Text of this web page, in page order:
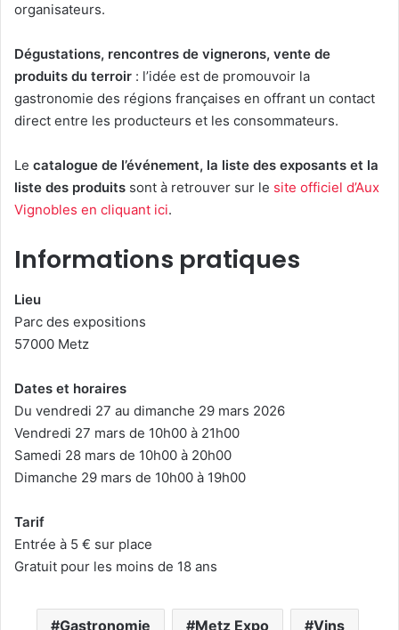
organisateurs.
Dégustations, rencontres de vignerons, vente de
produits du terroir : l’idée est de promouvoir la
gastronomie des régions françaises en offrant un contact
direct entre les producteurs et les consommateurs.
Le catalogue de l’événement, la liste des exposants et la
liste des produits sont à retrouver sur le site officiel d’Aux
Vignobles en cliquant ici.
Informations pratiques
Lieu
Parc des expositions
57000 Metz
Dates et horaires
Du vendredi 27 au dimanche 29 mars 2026
Vendredi 27 mars de 10h00 à 21h00
Samedi 28 mars de 10h00 à 20h00
Dimanche 29 mars de 10h00 à 19h00
Tarif
Entrée à 5 € sur place
Gratuit pour les moins de 18 ans
Gastronomie Metz Expo Vins